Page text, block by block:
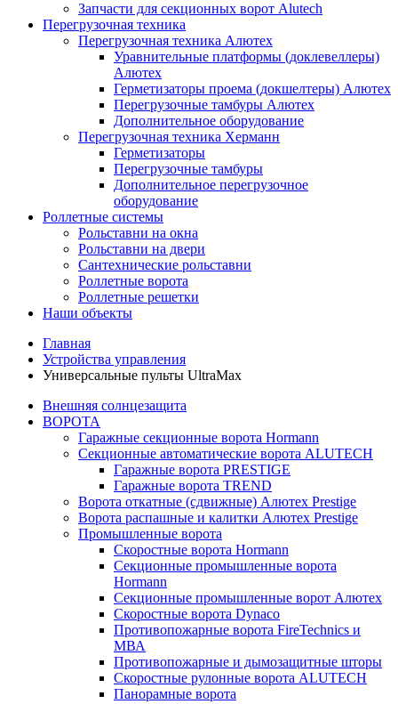
Запчасти для секционных ворот Alutech
Перегрузочная техника
Перегрузочная техника Алютех
Уравнительные платформы (доклевеллеры)
Алютех
Герметизаторы проема (докшелтеры) Алютех
Перегрузочные тамбуры Алютех
Дополнительное оборудование
Перегрузочная техника Херманн
Герметизаторы
Перегрузочные тамбуры
Дополнительное перегрузочное
оборудование
Роллетные системы
Рольставни на окна
Рольставни на двери
Сантехнические рольставни
Роллетные ворота
Роллетные решетки
Наши объекты
Главная
Устройства управления
Универсальные пульты UltraMax
Внешняя солнцезащита
ВОРОТА
Гаражные секционные ворота Hormann
Секционные автоматические ворота ALUTECH
Гаражные ворота PRESTIGE
Гаражные ворота TREND
Ворота откатные (сдвижные) Алютех Prestige
Ворота распашные и калитки Алютех Prestige
Промышленные ворота
Скоростные ворота Hormann
Секционные промышленные ворота
Hormann
Секционные промышленные ворот Алютех
Скоростные ворота Dynaco
Противопожарные ворота FireTechnics и
МВА
Противопожарные и дымозащитные шторы
Скоростные рулонные ворота ALUTECH
Панорамные ворота